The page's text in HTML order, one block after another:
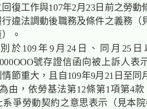
復工作與107年2月23日前之勞動
行違法調動後職務及條件之義務（
。
於109年9月24日、同月25日
號存證信函向被上訴人表
節重大，且自109年9月21日至同
由，依勞基法第12條第1項第4
系爭勞動契約之意思表示（見本